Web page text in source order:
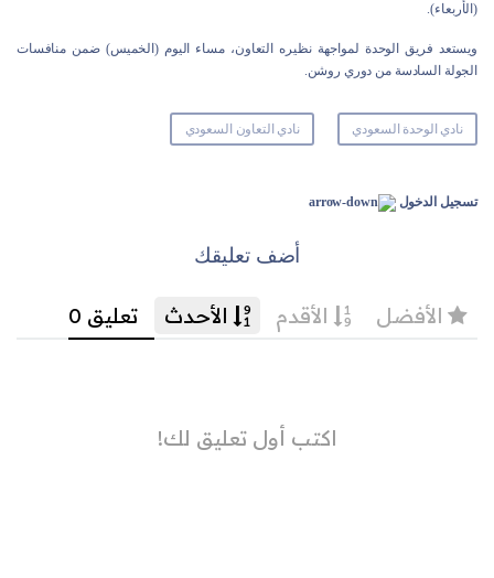
(الأربعاء).
ويستعد فريق الوحدة لمواجهة نظيره التعاون، مساء اليوم (الخميس) ضمن منافسات
الجولة السادسة من دوري روشن.
نادي الوحدة السعودي نادي التعاون السعودي
تسجيل الدخول
أضف تعليقك